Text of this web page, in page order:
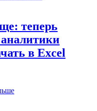
теперь
в Excel